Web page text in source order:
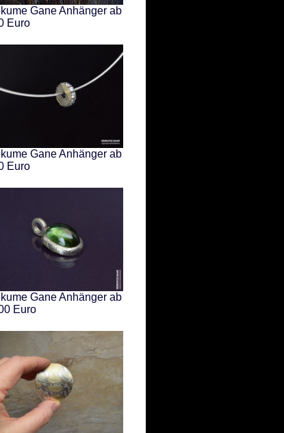
Gane Anhänger ab
Euro
Gane Anhänger ab
Euro
Gane Anhänger ab
Euro